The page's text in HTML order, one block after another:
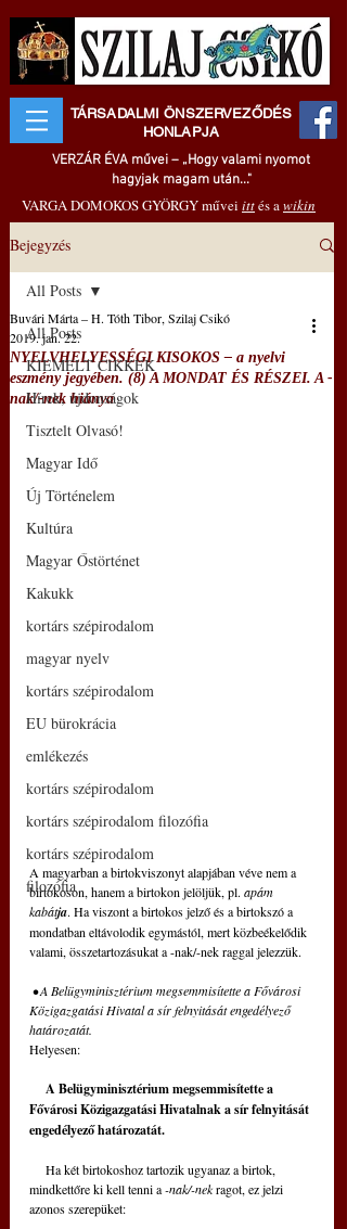
TÁRSADALMI ÖNSZERVEZŐDÉS
HONLAPJA
VERZÁR ÉVA művei – „Hogy valami nyomot
hagyjak magam után..."
VARGA DOMOKOS GYÖRGY művei ittés awikin
Bejegyzés
All Posts
KIEMELT CIKKEK
Hírek, újdonságok
Tisztelt Olvasó!
Magyar Idő
Új Történelem
Kultúra
Magyar Őstörténet
Kakukk
kortárs szépirodalom
magyar nyelv
kortárs szépirodalom
EU bürokrácia
emlékezés
kortárs szépirodalom
kortárs szépirodalom filozófia
kortárs szépirodalom
filozófia
All Posts
NYELVHELYESSÉGI KISOKOS – a nyelvi
eszmény jegyében. (8) A MONDAT ÉS RÉSZEI. A -
nak/-nek hiánya
Buvári Márta – H. Tóth Tibor, Szilaj Csikó
2019. jan. 22.
A magyarban a birtokviszonyt alapjában véve nem a
birtokoson, hanem a birtokon jelöljük, pl. apám
kabátja. Ha viszont a birtokos jelző és a birtokszó a
mondatban eltávolodik egymástól, mert közbeékelődik
valami, összetartozásukat a -nak/-nek raggal jelezzük.
• A Belügyminisztérium megsemmisítette a Fővárosi
Közigazgatási Hivatal a sír felnyitását engedélyező
határozatát.
Helyesen:
Fővárosi Közigaz­gatási Hivatalnak a sír felnyitását
engedélyező határozatát.
mindkettőre ki kell tenni a -nak/-nek ragot, ez jelzi
azonos szerepüket: